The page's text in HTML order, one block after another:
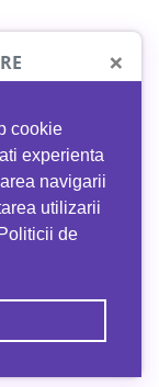
cookie
experienta
navigarii
utilizarii
de
×
comandă